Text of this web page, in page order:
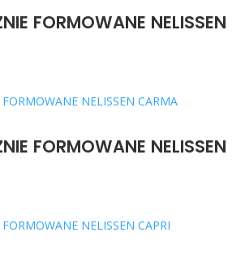
FORMOWANE NELISSEN
FORMOWANE NELISSEN